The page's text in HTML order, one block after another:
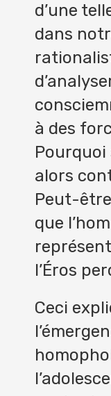
d’une
dans
à des
alors
Peut-
que
l’Éros
Ceci